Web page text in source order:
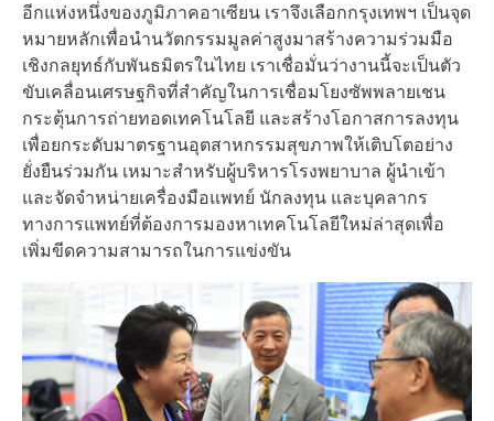
อีกแห่งหนึ่งของภูมิภาคอาเซียน เราจึงเลือกกรุงเทพฯ เป็นจุด
หมายหลักเพื่อนำนวัตกรรมมูลค่าสูงมาสร้างความร่วมมือ
เชิงกลยุทธ์กับพันธมิตรในไทย เราเชื่อมั่นว่างานนี้จะเป็นตัว
ขับเคลื่อนเศรษฐกิจที่สำคัญในการเชื่อมโยงซัพพลายเชน
กระตุ้นการถ่ายทอดเทคโนโลยี และสร้างโอกาสการลงทุน
เพื่อยกระดับมาตรฐานอุตสาหกรรมสุขภาพให้เติบโตอย่าง
ยั่งยืนร่วมกัน เหมาะสำหรับผู้บริหารโรงพยาบาล ผู้นำเข้า
และจัดจำหน่ายเครื่องมือแพทย์ นักลงทุน และบุคลากร
ทางการแพทย์ที่ต้องการมองหาเทคโนโลยีใหม่ล่าสุดเพื่อ
เพิ่มขีดความสามารถในการแข่งขัน